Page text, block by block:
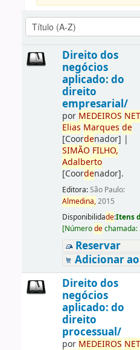
Direito dos
negócios
aplicado: do
direito
empresarial/
por MEDEIROS
Elias Marques de
[Coordenador] |
SIMÃO FILHO,
Adalberto
[Coordenador].
Editora:São Paulo:
Almedina,2015
Disponibilidade:Itens
[Númerodechamada:
Reservar
Adicionar
Direito dos
negócios
aplicado: do
direito
processual/
por MEDEIROS